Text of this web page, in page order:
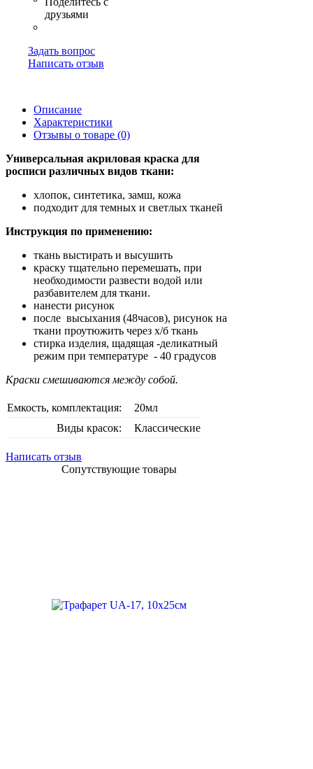
Задать вопрос
Написать отзыв
Описание
Характеристики
Отзывы о товаре (0)
Универсальная акриловая краска для
росписи различных видов ткани:
хлопок, синтетика, замш, кожа
подходит для темных и светлых тканей
Инструкция по применению:
ткань выстирать и высушить
краску тщательно перемешать, при
необходимости развести водой или
разбавителем для ткани.
нанести рисунок
после высыхания (48часов), рисунок на
ткани проутюжить через х/б ткань
стирка изделия, щадящая -деликатный
режим при температуре - 40 градусов
Краски смешиваются между собой.
Емкость, комплектация:
20мл
Виды красок:
Классические
Написать отзыв
Сопутствующие товары